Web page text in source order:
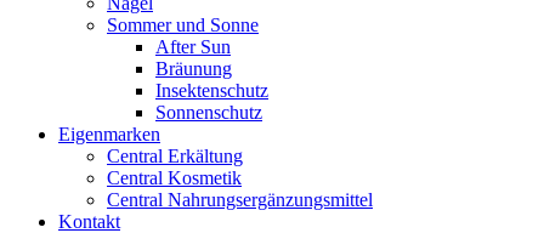
Sommer und Sonne
After Sun
Bräunung
Insektenschutz
Sonnenschutz
Eigenmarken
Central Erkältung
Central Kosmetik
Central Nahrungsergänzungsmittel
Kontakt